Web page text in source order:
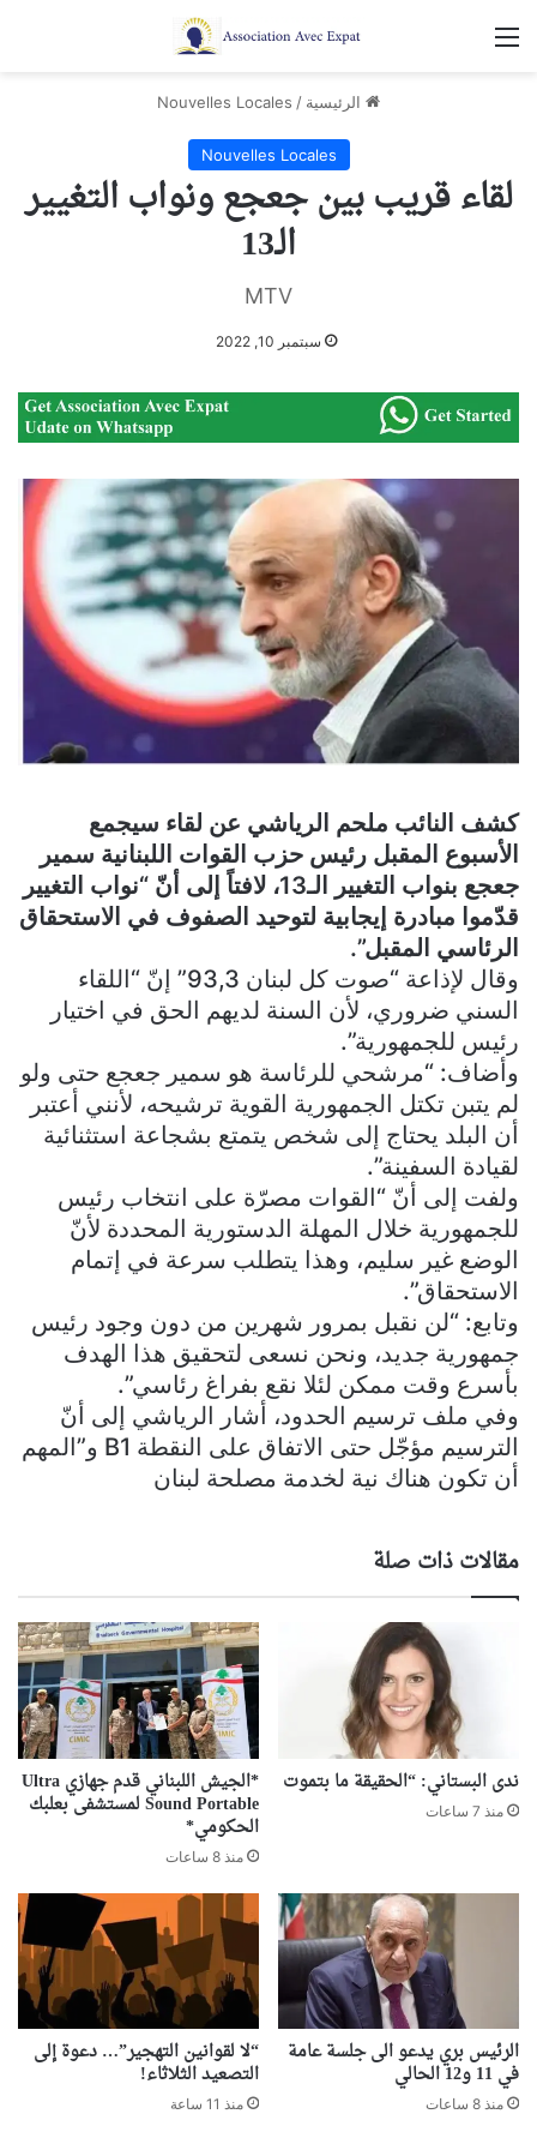
القائمة
الرئيسية /
Nouvelles Locales
Nouvelles Locales
لقاء قريب بين جعجع ونواب التغيير
الـ13
MTV
سبتمبر 10, 2022
كشف النائب ملحم الرياشي عن لقاء سيجمع
الأسبوع المقبل رئيس حزب القوات اللبنانية سمير
جعجع بنواب التغيير الـ13، لافتاً إلى أنّ “نواب التغيير
قدّموا مبادرة إيجابية لتوحيد الصفوف في الاستحقاق
الرئاسي المقبل”.
وقال لإذاعة “صوت كل لبنان 93,3” إنّ “اللقاء
السني ضروري، لأن السنة لديهم الحق في اختيار
رئيس للجمهورية”.
وأضاف: “مرشحي للرئاسة هو سمير جعجع حتى ولو
لم يتبن تكتل الجمهورية القوية ترشيحه، لأنني أعتبر
أن البلد يحتاج إلى شخص يتمتع بشجاعة استثنائية
لقيادة السفينة”.
ولفت إلى أنّ “القوات مصرّة على انتخاب رئيس
للجمهورية خلال المهلة الدستورية المحددة لأنّ
الوضع غير سليم، وهذا يتطلب سرعة في إتمام
الاستحقاق”.
وتابع: “لن نقبل بمرور شهرين من دون وجود رئيس
جمهورية جديد، ونحن نسعى لتحقيق هذا الهدف
بأسرع وقت ممكن لئلا نقع بفراغ رئاسي”.
وفي ملف ترسيم الحدود، أشار الرياشي إلى أنّ
الترسيم مؤجّل حتى الاتفاق على النقطة B1 و”المهم
أن تكون هناك نية لخدمة مصلحة لبنان
مقالات ذات صلة
ندى البستاني: “الحقيقة ما بتموت
منذ 7 ساعات
*الجيش اللبناني قدم جهازي Ultra
Sound Portable لمستشفى بعلبك
الحكومي*
منذ 8 ساعات
الرئيس بري يدعو الى جلسة عامة
في 11 و12 الحالي
منذ 8 ساعات
“لا لقوانين التهجير”… دعوة إلى
التصعيد الثلاثاء!
منذ 11 ساعة